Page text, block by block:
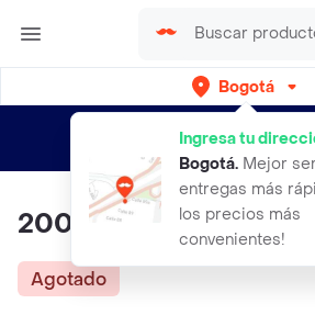
Bogotá
Ingresa tu
Bogotá. Mejor
entregas más
los precios más
convenientes!
envíos gratis por semanas
200 Semillas
Agotado